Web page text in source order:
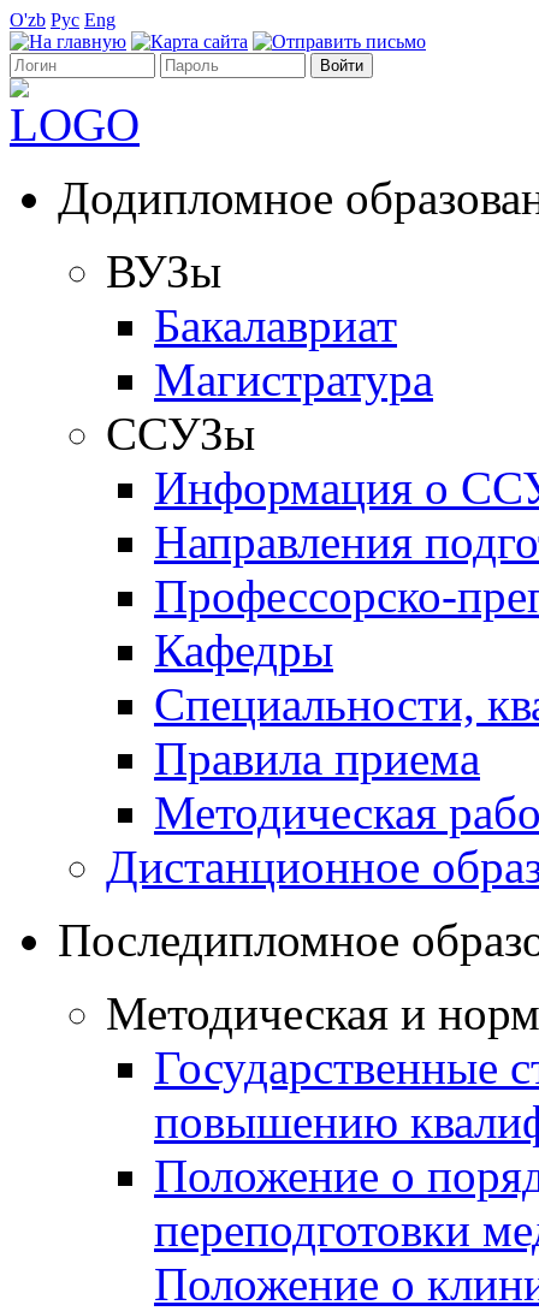
O'zb Рус Eng
Додипломное
ВУЗы
Бакалавриат
Магистратура
ССУЗы
Информация о
Направления
Профессорско-
Кафедры
Специальности,
Правила приема
Методическая
Дистанционное
Последипломное
Методическая и
Государственные
повышению
Положение о
переподготовки
Положение о